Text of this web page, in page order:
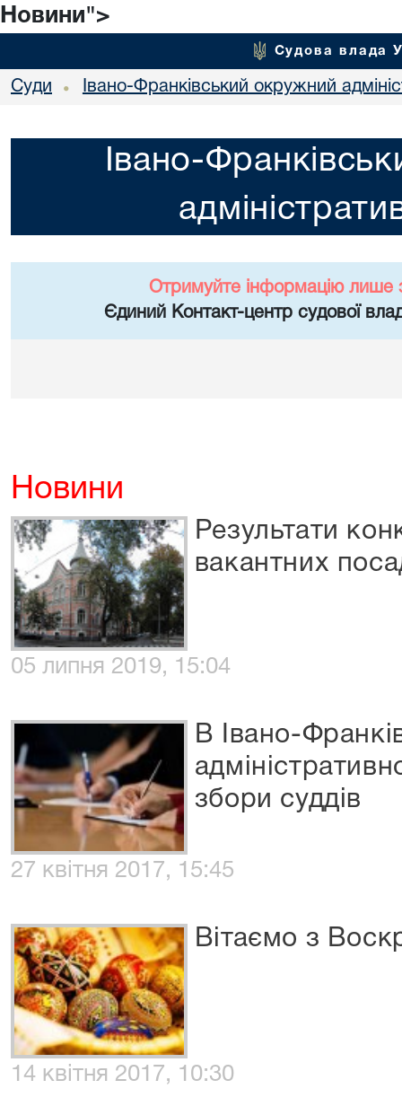
Новини">
Судова влада
Суди • Івано-Франківський окружний
Івано-
Отримуйте інформацію лише
Єдиний Контакт-центр судової
Новини
Результати
вакантних
05 липня 2019, 15:04
В Івано-
збори суддів
27 квітня 2017, 15:45
Вітаємо з
14 квітня 2017, 10:30